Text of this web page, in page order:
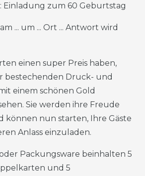
Einladung zum 60 Geburtstag
... um ... Ort ... Antwort wird
einen super Preis haben,
bestechenden Druck- und
einem schönen Gold
Sie werden ihre Freude
können nun starten, Ihre Gäste
Anlass einzuladen.
Packungsware beinhalten 5
und 5